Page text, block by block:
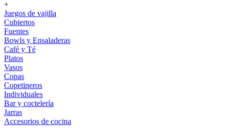
+
Juegos de vajilla
Cubiertos
Fuentes
Bowls y Ensaladeras
Café y Té
Platos
Vasos
Copas
Copetineros
Individuales
Bar y coctelería
Jarras
Accesorios de cocina